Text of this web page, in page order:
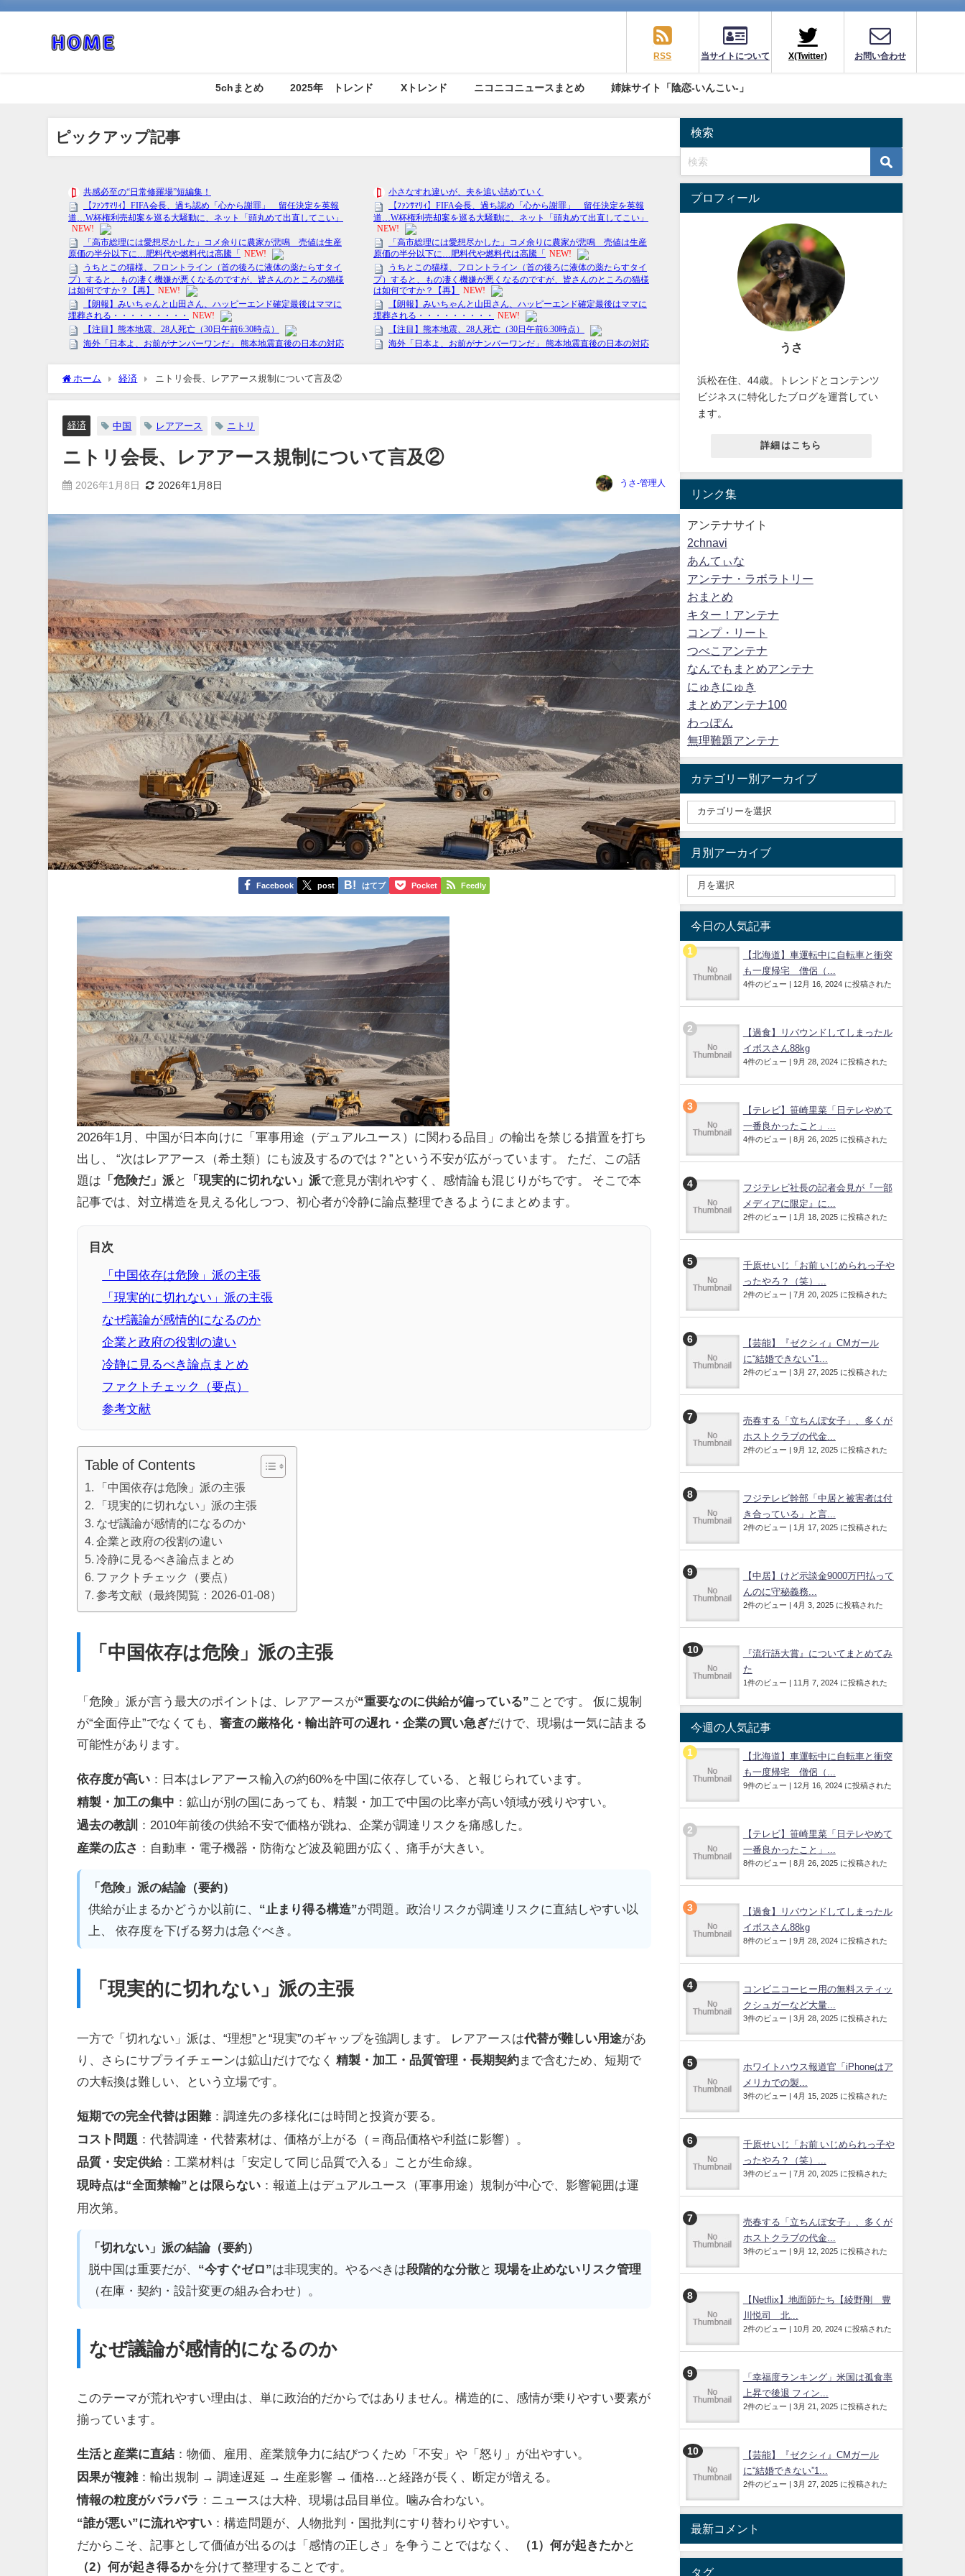
RSS 当サイトについて X(Twitter) お問い合わせ
5chまとめ 2025年 トレンド Xトレンド ニコニコニュースまとめ 姉妹サイト「陰恋-いんこい-」
ピックアップ記事
ホーム 経済 ニトリ会長、レアアース規制について言及②
経済 中国 レアアース ニトリ
ニトリ会長、レアアース規制について言及②
2026年1月8日 2026年1月8日 うさ-管理人
Facebook post はてブ Pocket Feedly
2026年1月、中国が日本向けに「軍事用途（デュアルユース）に関わる品目」の輸出を禁じる措置を打ち
出し、 “次はレアアース（希土類）にも波及するのでは？”という不安が広がっています。 ただ、この話
題は 「危険だ」派と 「現実的に切れない」派で意見が割れやすく、感情論も混じりがちです。 そこで本
記事では、対立構造を見える化しつつ、初心者が冷静に論点整理できるようにまとめます。
目次
「中国依存は危険」派の主張
「現実的に切れない」派の主張
なぜ議論が感情的になるのか
企業と政府の役割の違い
冷静に見るべき論点まとめ
ファクトチェック（要点）
参考文献
Table of Contents
「中国依存は危険」派の主張
「現実的に切れない」派の主張
なぜ議論が感情的になるのか
企業と政府の役割の違い
冷静に見るべき論点まとめ
ファクトチェック（要点）
参考文献（最終閲覧：2026-01-08）
「中国依存は危険」派の主張
「危険」派が言う最大のポイントは、レアアースが“重要なのに供給が偏っている” ことです。 仮に規制
が“全面停止”でなくても、審査の厳格化・輸出許可の遅れ・企業の買い急ぎだけで、現場は一気に詰まる
可能性があります。
依存度が高い ：日本はレアアース輸入の約60%を中国に依存している、と報じられています。
精製・加工の集中 ：鉱山が別の国にあっても、精製・加工で中国の比率が高い領域が残りやすい。
過去の教訓
：2010年前後の供給不安で価格が跳ね、企業が調達リスクを痛感した。
産業の広さ ：自動車・電子機器・防衛など波及範囲が広く、痛手が大きい。
「危険」派の結論（要約）
供給が止まるかどうか以前に、 “止まり得る構造”が問題。政治リスクが調達リスクに直結しやすい以
上、 依存度を下げる努力は急ぐべき。
「現実的に切れない」派の主張
一方で「切れない」派は、“理想”と“現実”のギャップを強調します。 レアアースは代替が難しい用途があ
り、さらにサプライチェーンは鉱山だけでなく 精製・加工・品質管理・長期契約まで含むため、短期で
の大転換は難しい、という立場です。
短期での完全代替は困難：調達先の多様化には時間と投資が要る。
コスト問題 ：代替調達・代替素材は、価格が上がる（＝商品価格や利益に影響）。
品質・安定供給：工業材料は「安定して同じ品質で入る」ことが生命線。
現時点は“全面禁輸”とは限らない ：報道上はデュアルユース（軍事用途）規制が中心で、影響範囲は運
用次第。
「切れない」派の結論（要約）
脱中国は重要だが、 “今すぐゼロ”は非現実的。やるべきは段階的な分散と現場を止めないリスク管理
（在庫・契約・設計変更の組み合わせ）。
なぜ議論が感情的になるのか
このテーマが荒れやすい理由は、単に政治的だからではありません。構造的に、感情が乗りやすい要素が
揃っています。
生活と産業に直結 ：物価、雇用、産業競争力に結びつくため「不安」や「怒り」が出やすい。
因果が複雑：輸出規制 → 調達遅延 → 生産影響 → 価格…と経路が長く、断定が増える。
情報の粒度がバラバラ ：ニュースは大枠、現場は品目単位。噛み合わない。
“誰が悪い”に流れやすい ：構造問題が、人物批判・国批判にすり替わりやすい。
だからこそ、記事として価値が出るのは「感情の正しさ」を争うことではなく、
（1）何が起きたかと
（2）何が起き得るかを分けて整理することです。
検索
プロフィール
うさ
浜松在住、44歳。トレンドとコンテンツ
ビジネスに特化したブログを運営してい
ます。
詳細はこちら
リンク集
アンテナサイト
2chnavi
あんてぃな
アンテナ・ラボラトリー
おまとめ
キター！アンテナ
コンプ・リート
つべこアンテナ
なんでもまとめアンテナ
にゅきにゅき
まとめアンテナ100
わっぽん
無理難題アンテナ
カテゴリー別アーカイブ
月別アーカイブ
今日の人気記事
【北海道】車運転中に自転車と衝突
も一度帰宅 僧侶（...
4件のビュー 12月 16, 2024 に投稿された
【過食】リバウンドしてしまったル
イボスさん88kg
4件のビュー 9月 28, 2024 に投稿された
【テレビ】笹崎里菜「日テレやめて
一番良かったこと」...
4件のビュー 8月 26, 2025 に投稿された
フジテレビ社長の記者会見が『一部
メディアに限定』に...
2件のビュー 1月 18, 2025 に投稿された
千原せいじ「お前 いじめられっ子や
ったやろ？（笑）...
2件のビュー 7月 20, 2025 に投稿された
【芸能】『ゼクシィ』CMガール
に“結婚できない”1...
2件のビュー 3月 27, 2025 に投稿された
売春する「立ちんぼ女子」、多くが
ホストクラブの代金...
2件のビュー 9月 12, 2025 に投稿された
フジテレビ幹部「中居と被害者は付
き合っている」と言...
2件のビュー 1月 17, 2025 に投稿された
【中居】けど示談金9000万円払って
んのに守秘義務...
2件のビュー 4月 3, 2025 に投稿された
『流行語大賞』についてまとめてみ
た
1件のビュー 11月 7, 2024 に投稿された
今週の人気記事
【北海道】車運転中に自転車と衝突
も一度帰宅 僧侶（...
9件のビュー 12月 16, 2024 に投稿された
【テレビ】笹崎里菜「日テレやめて
一番良かったこと」...
8件のビュー 8月 26, 2025 に投稿された
【過食】リバウンドしてしまったル
イボスさん88kg
8件のビュー 9月 28, 2024 に投稿された
コンビニコーヒー用の無料スティッ
クシュガーなど大量...
3件のビュー 3月 28, 2025 に投稿された
ホワイトハウス報道官「iPhoneはア
メリカでの製...
3件のビュー 4月 15, 2025 に投稿された
千原せいじ「お前 いじめられっ子や
ったやろ？（笑）...
3件のビュー 7月 20, 2025 に投稿された
売春する「立ちんぼ女子」、多くが
ホストクラブの代金...
3件のビュー 9月 12, 2025 に投稿された
【Netflix】地面師たち【綾野剛 豊
川悦司 北...
2件のビュー 10月 20, 2024 に投稿された
「幸福度ランキング」米国は孤食率
上昇で後退 フィン...
2件のビュー 3月 21, 2025 に投稿された
【芸能】『ゼクシィ』CMガール
に“結婚できない”1...
2件のビュー 3月 27, 2025 に投稿された
最新コメント
タグ